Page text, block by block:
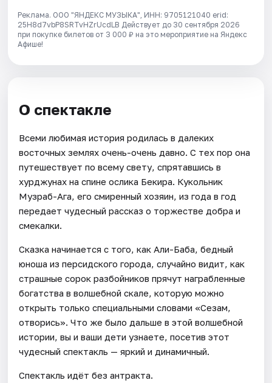
Реклама. ООО "ЯНДЕКС МУЗЫКА", ИНН: 9705121040 erid:
25H8d7vbP8SRTvHZrUcdLB Действует до 30 сентября 2026
при покупке билетов от 3 000 ₽ на это мероприятие на Яндекс
Афише!
О спектакле
Всеми любимая история родилась в далеких
восточных землях очень-очень давно. С тех пор она
путешествует по всему свету, спрятавшись в
хурджунах на спине ослика Бекира. Кукольник
Музраб-Ага, его смиренный хозяин, из года в год
передает чудесный рассказ о торжестве добра и
смекалки.
Сказка начинается с того, как Али-Баба, бедный
юноша из персидского города, случайно видит, как
страшные сорок разбойников прячут награбленные
богатства в волшебной скале, которую можно
открыть только специальными словами «Сезам,
отворись». Что же было дальше в этой волшебной
истории, вы и ваши дети узнаете, посетив этот
чудесный спектакль — яркий и динамичный.
Спектакль идёт без антракта.